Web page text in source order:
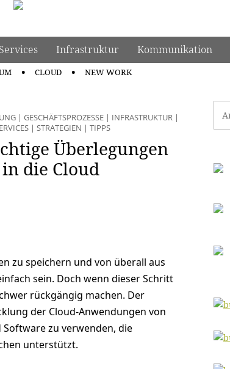
Services Infrastruktur Kommunikation
CLOUD NEW WORK
| GESCHÄFTSPROZESSE| INFRASTRUKTUR|
| STRATEGIEN | TIPPS
Überlegungen
die Cloud
zu speichern und von überall aus
sein. Doch wenn dieser Schritt
rückgängig machen. Der
der Cloud-Anwendungen von
zu verwenden, die
unterstützt.